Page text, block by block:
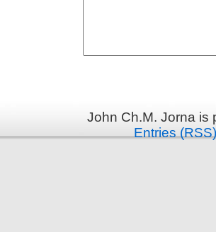
John Ch.M. Jorna
Entries (RSS)